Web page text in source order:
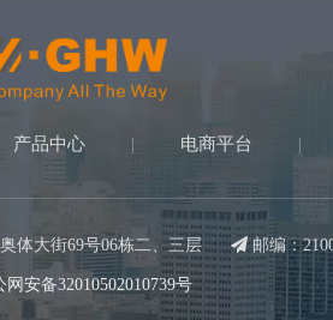
产品中心 电商平台
奥体大街69号06栋二、三层邮编：
网安备32010502010739号